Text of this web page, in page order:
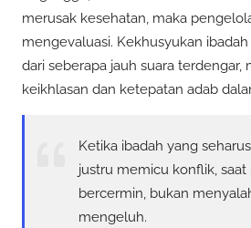
merusak kesehatan, maka
mengevaluasi. Kekhusyukan
dari seberapa jauh suara terdengar,
keikhlasan dan ketepatan adab
Ketika ibadah yang
justru memicu konflik, saat
bercermin, bukan
mengeluh.